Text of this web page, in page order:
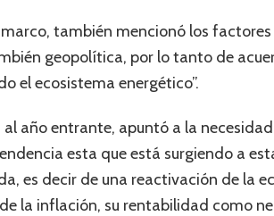
marco, también mencionó los
geopolítica, por lo tanto de
el ecosistema energético”.
al año entrante, apuntó a la
esta que está surgiendo a
es decir de una reactivación de la
la inflación, su rentabilidad como